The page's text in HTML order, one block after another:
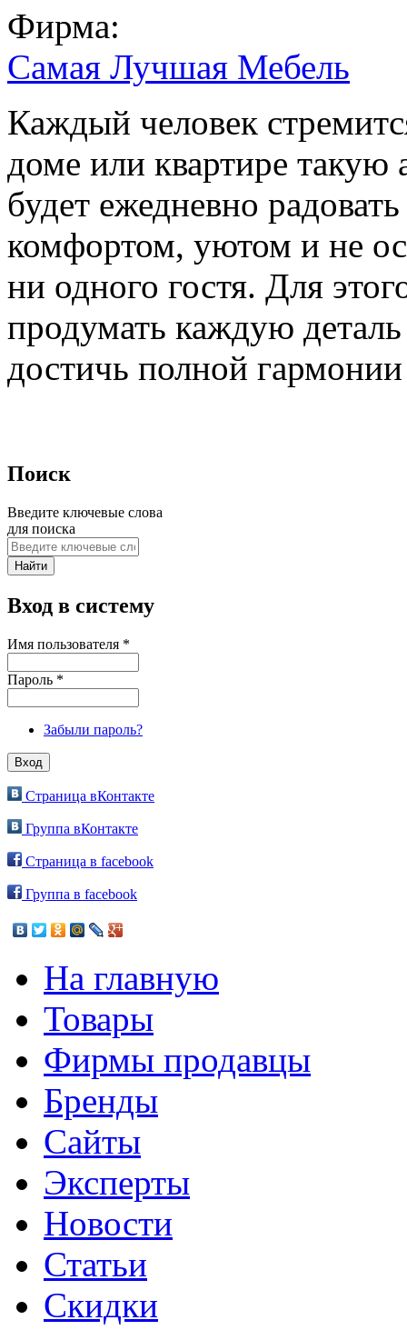
Фирма:
Самая Лучшая Мебель
Каждый человек
доме или квартире такую
будет ежедневно
комфортом, уютом и не
ни одного гостя. Для
продумать каждую
достичь полной гармонии
Поиск
Введите ключевые слова
для поиска
Вход в систему
Имя пользователя *
Пароль *
Забыли пароль?
Страница вКонтакте
Группа вКонтакте
Страница в facebook
Группа в facebook
На главную
Товары
Фирмы продавцы
Бренды
Сайты
Эксперты
Новости
Статьи
Скидки